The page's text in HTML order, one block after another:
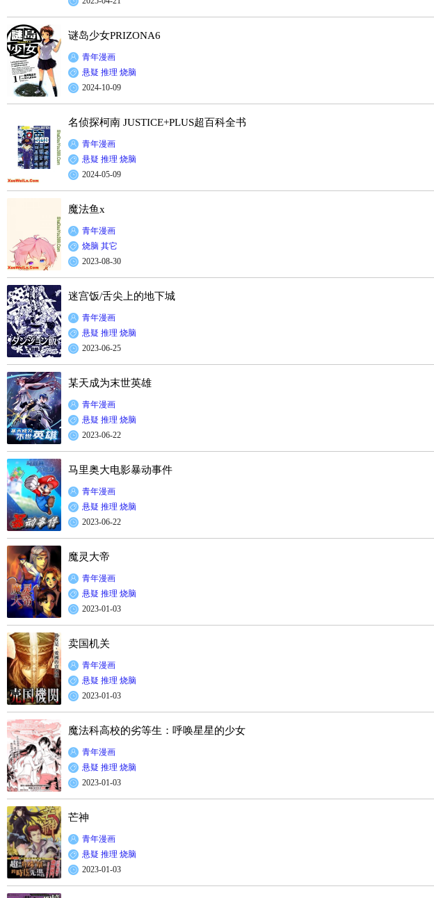
谜岛少女PRIZONA6
青年漫画
悬疑 推理 烧脑
2024-10-09
名侦探柯南 JUSTICE+PLUS超百科全书
青年漫画
悬疑 推理 烧脑
2024-05-09
魔法鱼x
青年漫画
烧脑 其它
2023-08-30
迷宫饭/舌尖上的地下城
青年漫画
悬疑 推理 烧脑
2023-06-25
某天成为末世英雄
青年漫画
悬疑 推理 烧脑
2023-06-22
马里奥大电影暴动事件
青年漫画
悬疑 推理 烧脑
2023-06-22
魔灵大帝
青年漫画
悬疑 推理 烧脑
2023-01-03
卖国机关
青年漫画
悬疑 推理 烧脑
2023-01-03
魔法科高校的劣等生：呼唤星星的少女
青年漫画
悬疑 推理 烧脑
2023-01-03
芒神
青年漫画
悬疑 推理 烧脑
2023-01-03